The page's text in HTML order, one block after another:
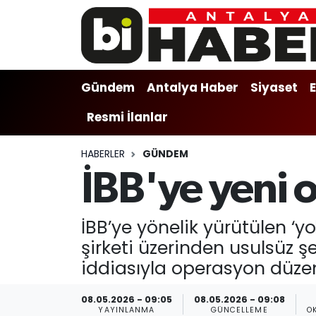
Gündem Antalya Haber Siyaset
Resmi İlanlar
HABERLER GÜNDEM
İBB'ye yeni
İBB’ye yönelik yürütülen
şirketi üzerinden usulsüz
iddiasıyla operasyon
08.05.2026 - 09:05
YAYINLANMA
08.05.2026 - 09:08
GÜNCELLEME
Gündem
Antalya Haber
Siyaset
Ekonomi
Kültür-sanat
Gündem
Antalya Haber
Siyaset
Kültür-sanat
Muratpaşa Nöbetçi Eczaneler
Muratpaşa Hava Durumu
Muratpaşa Trafik Yoğunluk Haritası
Süper Lig Puan Durumu ve Fikstür
Tüm Manşetler
Son Dakika Haberleri
Haber Arşivi